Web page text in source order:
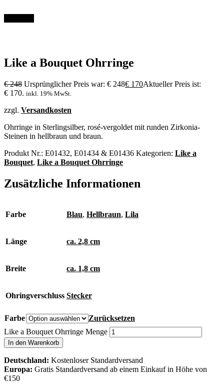
Like a Bouquet Ohrringe
€248 Ursprünglicher Preis war: € 248€ 170Aktueller Preis ist:
€ 170. inkl. 19% MwSt.
zzgl. Versandkosten
Ohrringe in Sterlingsilber, rosé-vergoldet mit runden Zirkonia-
Steinen in hellbraun und braun.
Produkt Nr.: E01432, E01434 & E01436 Kategorien: Like a
Bouquet, Like a Bouquet Ohrringe
Zusätzliche Informationen
Farbe Blau, Hellbraun, Lila
Länge ca. 2,8 cm
Breite ca. 1,8 cm
Ohringverschluss Stecker
Farbe
Zurücksetzen
Like a Bouquet Ohrringe Menge
In den Warenkorb
Deutschland: Kostenloser Standardversand
Europa: Gratis Standardversand ab einem Einkauf in Höhe von
€150